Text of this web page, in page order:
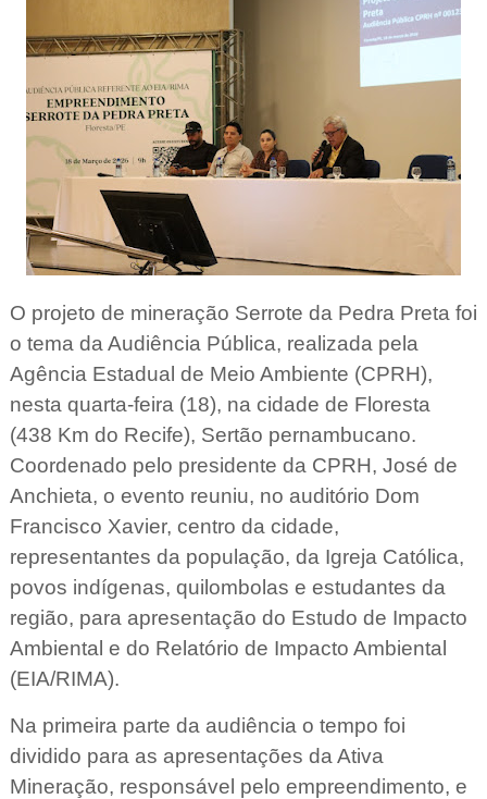
O projeto de mineração Serrote da Pedra Preta foi
o tema da Audiência Pública, realizada pela
Agência Estadual de Meio Ambiente (CPRH),
nesta quarta-feira (18), na cidade de Floresta
(438 Km do Recife), Sertão pernambucano.
Coordenado pelo presidente da CPRH, José de
Anchieta, o evento reuniu, no auditório Dom
Francisco Xavier, centro da cidade,
representantes da população, da Igreja Católica,
povos indígenas, quilombolas e estudantes da
região, para apresentação do Estudo de Impacto
Ambiental e do Relatório de Impacto Ambiental
(EIA/RIMA).
Na primeira parte da audiência o tempo foi
dividido para as apresentações da Ativa
Mineração, responsável pelo empreendimento, e